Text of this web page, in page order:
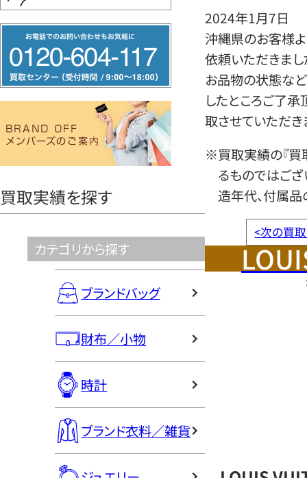
リ
ー
ヤ
買取実績を探す
カテゴリから探す
ブランドバッグ
財布／小物
時計
ブランド衣料／雑貨
2024年1月7日
沖縄県のお客様よ
依頼いただきまし
お品物の状態など
したところご了
取させていただき
※買取実績の『買
るものではござ
造年代、付属品
<次の買